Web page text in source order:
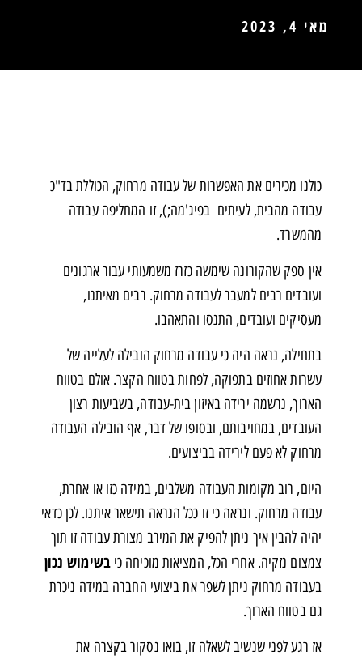
מאי 4, 2023
כולנו מכירים את האפשרות של עבודה מרחוק, הכוללת בד"כ
עבודה מהבית, לעיתים בפיג'מה;), זו המחליפה עבודה
מהמשרד.
אין ספק שהקורונה שימשה כזרז משמעותי עבור ארגונים
ועובדים רבים למעבר לעבודה מרחוק. רבים מאיתנו,
מעסיקים ועובדים, התנסו והתאהבו.
בתחילה, נראה היה כי עבודה מרחוק הובילה לעלייה של
עשרות אחוזים בתפוקה, לפחות בטווח הקצר. אולם בטווח
הארוך, נרשמה ירידה באיזון בית-עבודה, בשביעות רצון
העובדים, במחויבותם, ובסופו של דבר, אף הובילה העבודה
מרחוק לא פעם לירידה בביצועים.
היום, רוב מקומות העבודה משלבים, במידה כזו או אחרת,
עבודה מרחוק. ונראה כי זו ככל הנראה תישאר איתנו. לכן כדאי
יהיה להבין איך ניתן להפיק את המירב מצורת עבודה זו תוך
צמצום נזקיה. אחרי הכל, המציאות מוכיחה כיבשימוש נכון
בעבודה מרחוק ניתן לשפר את ביצועי החברה במידה ניכרת
גם בטווח הארוך.
אז רגע לפני שנשיב לשאלה זו, בואו נסקור בקצרה את